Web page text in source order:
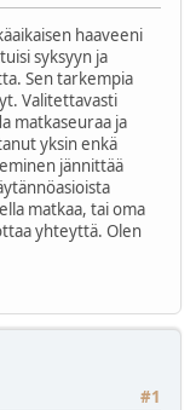
haaveeni
syksyyn ja
Sen tarkempia
Valitettavasti
matkaseuraa ja
yksin enkä
jännittää
matkaa, tai oma
yhteyttä. Olen
#1